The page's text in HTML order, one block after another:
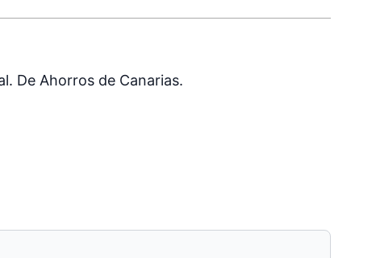
De Ahorros de Canarias.